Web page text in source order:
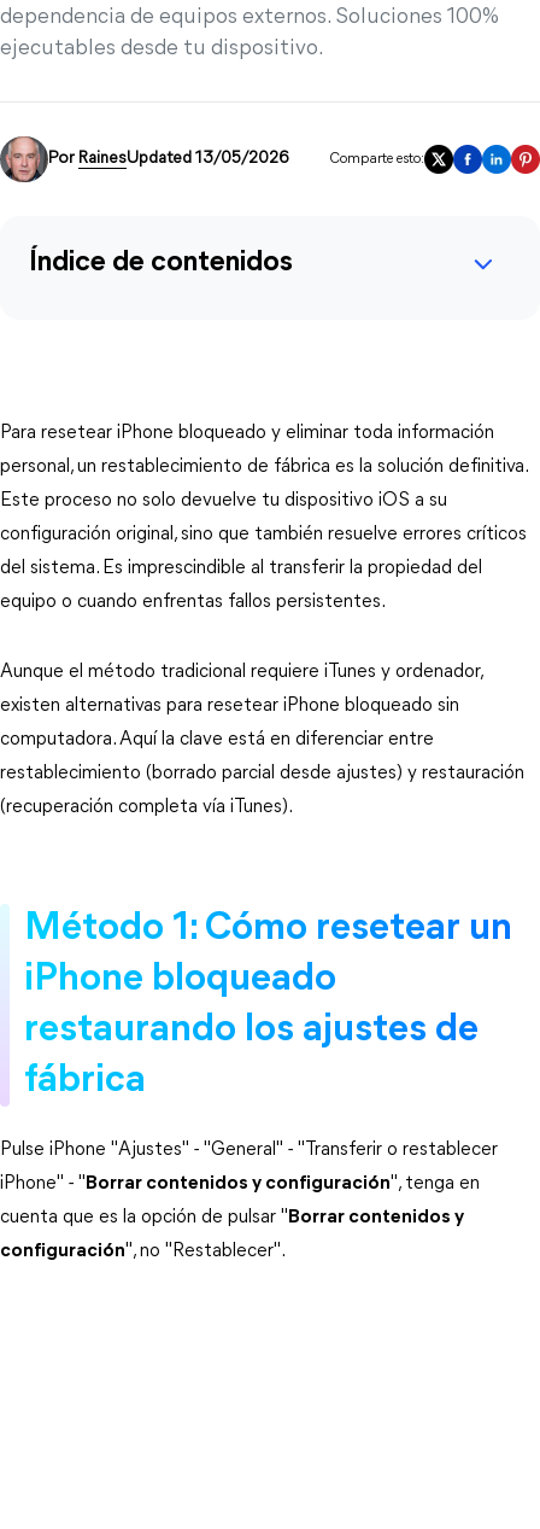
dependencia de equipos externos. Soluciones 100%
ejecutables desde tu dispositivo.
Por RainesUpdated 13/05/2026 Comparte esto:
Índice de contenidos
Para resetear iPhone bloqueado y eliminar toda información
personal, un restablecimiento de fábrica es la solución definitiva.
Este proceso no solo devuelve tu dispositivo iOS a su
configuración original, sino que también resuelve errores críticos
del sistema. Es imprescindible al transferir la propiedad del
equipo o cuando enfrentas fallos persistentes.
Aunque el método tradicional requiere iTunes y ordenador,
existen alternativas para resetear iPhone bloqueado sin
computadora. Aquí la clave está en diferenciar entre
restablecimiento (borrado parcial desde ajustes) y restauración
(recuperación completa vía iTunes).
Método 1: Cómo resetear un
iPhone bloqueado
restaurando los ajustes de
fábrica
Pulse iPhone "Ajustes" - "General" - "Transferir o restablecer
iPhone" - " Borrar contenidos y configuración", tenga en
cuenta que es la opción de pulsar " Borrar contenidos y
configuración", no "Restablecer".